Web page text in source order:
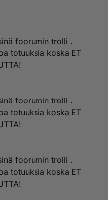
foorumin trolli .
totuuksia koska ET
foorumin trolli .
totuuksia koska ET
foorumin trolli .
totuuksia koska ET